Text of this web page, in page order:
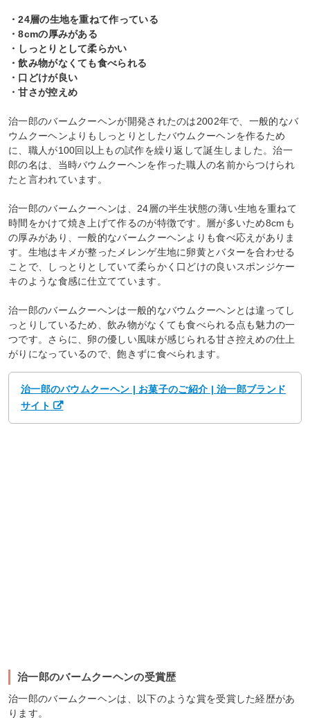
・24層の生地を重ねて作っている
・8cmの厚みがある
・しっとりとして柔らかい
・飲み物がなくても食べられる
・口どけが良い
・甘さが控えめ
治一郎のバームクーヘンが開発されたのは2002年で、一般的なバ
ウムクーヘンよりもしっとりとしたバウムクーヘンを作るため
に、職人が100回以上もの試作を繰り返して誕生しました。治一
郎の名は、当時バウムクーヘンを作った職人の名前からつけられ
たと言われています。
治一郎のバームクーヘンは、24層の半生状態の薄い生地を重ねて
時間をかけて焼き上げて作るのが特徴です。層が多いため8cmも
の厚みがあり、一般的なバームクーヘンよりも食べ応えがありま
す。生地はキメが整ったメレンゲ生地に卵黄とバターを合わせる
ことで、しっとりとしていて柔らかく口どけの良いスポンジケー
キのような食感に仕立てています。
治一郎のバームクーヘンは一般的なバウムクーヘンとは違ってし
っとりしているため、飲み物がなくても食べられる点も魅力の一
つです。さらに、卵の優しい風味が感じられる甘さ控えめの仕上
がりになっているので、飽きずに食べられます。
治一郎のバウムクーヘン | お菓子のご紹介 | 治一郎ブランド
サイト
治一郎のバームクーヘンの受賞歴
治一郎のバームクーヘンは、以下のような賞を受賞した経歴があ
ります。